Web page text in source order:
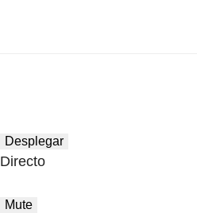
Desplegar
Directo
Mute